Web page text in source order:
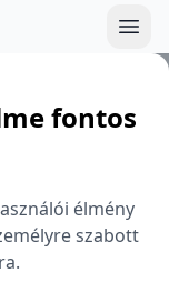
fontos
élmény
szabott